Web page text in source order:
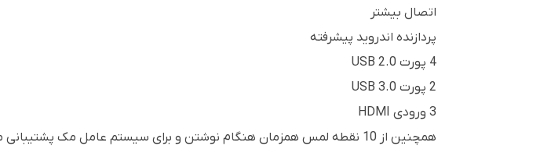
اتصال بیشتر
پردازنده اندروید پیشرفته
4 پورت USB 2.0
2 پورت USB 3.0
3 ورودی HDMI
همچنین از 10 نقطه لمس همزمان هنگام نوشتن و برای سیستم عامل مک پشتیبانی می کند (بسیاری از رقبا فقط از یک نقطه لمس در مک پشتیبانی می کنند)